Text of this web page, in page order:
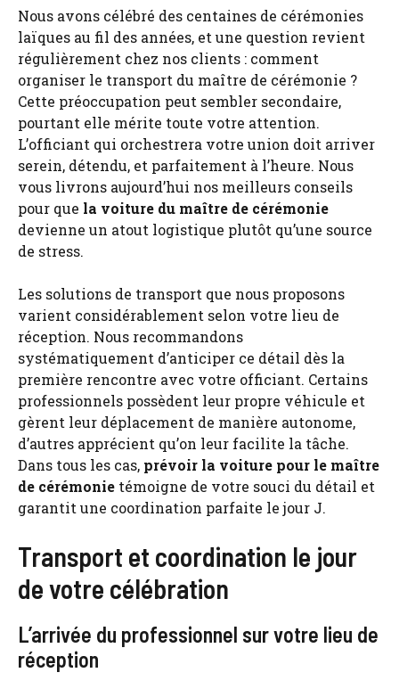
Nous avons célébré des centaines de cérémonies
laïques au fil des années, et une question revient
régulièrement chez nos clients : comment
organiser le transport du maître de cérémonie ?
Cette préoccupation peut sembler secondaire,
pourtant elle mérite toute votre attention.
L’officiant qui orchestrera votre union doit arriver
serein, détendu, et parfaitement à l’heure. Nous
vous livrons aujourd’hui nos meilleurs conseils
pour que la voiture du maître de cérémonie
devienne un atout logistique plutôt qu’une source
de stress.
Les solutions de transport que nous proposons
varient considérablement selon votre lieu de
réception. Nous recommandons
systématiquement d’anticiper ce détail dès la
première rencontre avec votre officiant. Certains
professionnels possèdent leur propre véhicule et
gèrent leur déplacement de manière autonome,
d’autres apprécient qu’on leur facilite la tâche.
Dans tous les cas, prévoir la voiture pour le maître
de cérémonie témoigne de votre souci du détail et
garantit une coordination parfaite le jour J.
Transport et coordination le jour
de votre célébration
L’arrivée du professionnel sur votre lieu de
réception